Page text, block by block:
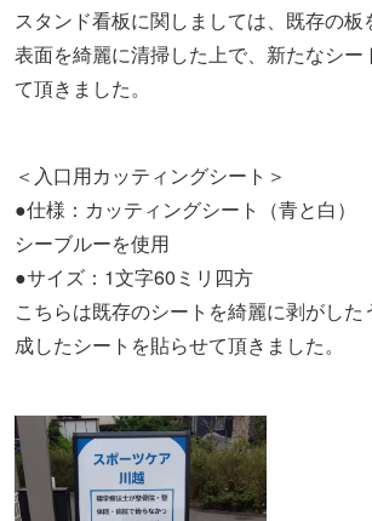
スタンド看板に関しましては、既存の板
表面を綺麗に清掃した上で、新たなシー
て頂きました。
＜入口用カッティングシート＞
●仕様：カッティングシート（青と白）
シーブルーを使用
●サイズ：1文字60ミリ四方
こちらは既存のシートを綺麗に剥がし
成したシートを貼らせて頂きました。